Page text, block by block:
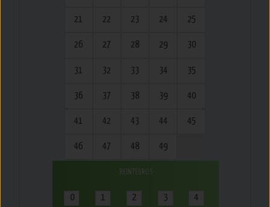
21 22 23 24 25
26 27 28 29 30
31 32 33 34 35
36 37 38 39 40
41 42 43 44 45
46 47 48 49
REINTEGROS
0 1 2 3
4